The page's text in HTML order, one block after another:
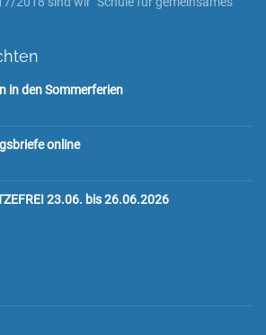
in den Sommerferien
online
23.06. bis 26.06.2026